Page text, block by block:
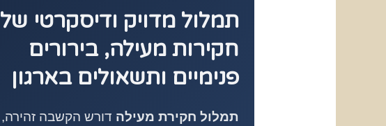
תמלול מדויק ודיסקרטי של
חקירות מעילה, בירורים
פנימיים ותשאולים בארגון
תמלול חקירת מעילה דורש הקשבה זהירה,